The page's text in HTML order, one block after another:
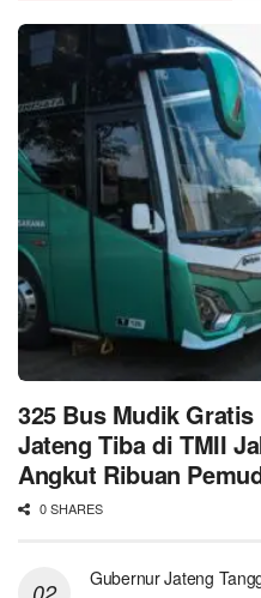
325 Bus Mudik
Jateng Tiba di TMII
Angkut Ribuan
0 SHARES
Gubernur Jateng